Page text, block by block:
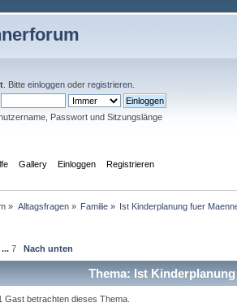
. Bitte einloggen oder registrieren
Passwort und Sitzungslänge
Gallery Einloggen Registrieren
» Alltagsfragen» Familie» Ist Kinderplanung fuer
...7 Nach unten
Thema: Ist
mal)
Gast betrachten dieses Thema.